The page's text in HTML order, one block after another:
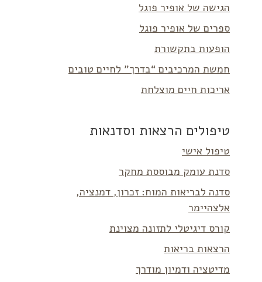
הגישה של אופיר פוגל
ספרים של אופיר פוגל
הופעות בתקשורת
חמשת המרכיבים “בדרך” לחיים טובים
אריכות חיים מוצלחת
טיפולים הרצאות וסדנאות
טיפול אישי
סדנת עומק מבוססת מחקר
סדנה לבריאות המוח: זכרון, דמנציה,
אלצהיימר
קורס דיגיטלי לתזונה מצוינת
הרצאות בריאות
מדיטציה ודמיון מודרך